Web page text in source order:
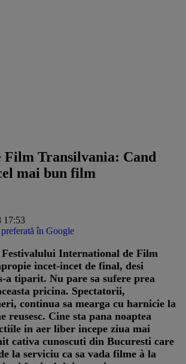
Film Transilvania: Cand
mai bun film
17:53
în Google
Festivalului International de Film
incet-incet de final, desi
a tiparit. Nu pare sa sufere prea
pricina. Spectatorii,
continua sa mearga cu harnicie la
reusesc. Cine sta pana noaptea
in aer liber incepe ziua mai
cativa cunoscuti din Bucuresti care
la serviciu ca sa vada filme à la